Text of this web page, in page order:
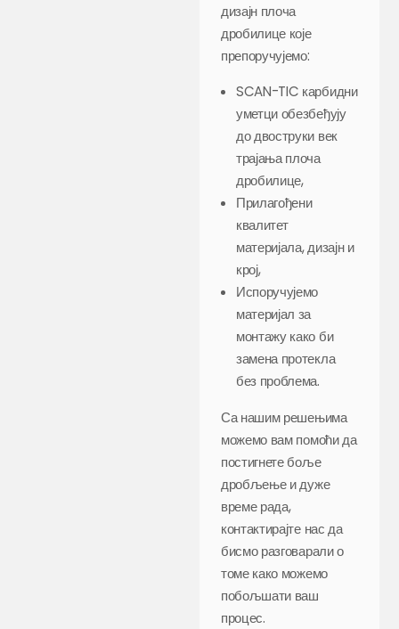
дизајн плоча
дробилице које
препоручујемо:
SCAN-TIC карбидни
уметци обезбеђују
до двоструки век
трајања плоча
дробилице,
Прилагођени
квалитет
материјала, дизајн и
крој,
Испоручујемо
материјал за
монтажу како би
замена протекла
без проблема.
Са нашим решењима
можемо вам помоћи да
постигнете боље
дробљење и дуже
време рада,
контактирајте нас да
бисмо разговарали о
томе како можемо
побољшати ваш
процес.